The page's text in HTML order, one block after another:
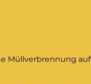
Müllverbrennung auf